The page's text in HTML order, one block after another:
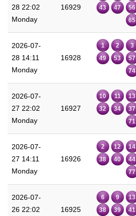
28 22:02
Monday
16929
43
47 56
65
2026-07-
28 14:11
Monday
16928
1 2 3
49
53 57
74
2026-07-
27 22:02
Monday
16927
10 11 13
32
34 37
71
2026-07-
27 14:11
Monday
16926
2 12 14
38
40 44
77
2026-07-
26 22:02
16925
6 9 13
38
39 41